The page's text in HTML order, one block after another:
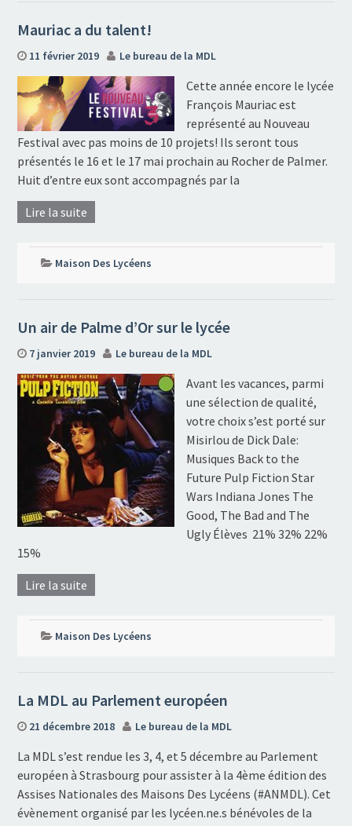
Mauriac a du talent!
11 février 2019 Le bureau de la MDL
Cette année encore le lycée
François Mauriac est
représenté au Nouveau
Festival avec pas moins de 10 projets! Ils seront tous
présentés le 16 et le 17 mai prochain au Rocher de Palmer.
Huit d’entre eux sont accompagnés par la
Lire la suite
Maison Des Lycéens
Un air de Palme d’Or sur le lycée
7 janvier 2019 Le bureau de la MDL
Avant les vacances, parmi
une sélection de qualité,
votre choix s’est porté sur
Misirlou de Dick Dale:
Musiques Back to the
Future Pulp Fiction Star
Wars Indiana Jones The
Good, The Bad and The
Ugly Élèves 21% 32% 22%
15%
Lire la suite
Maison Des Lycéens
La MDL au Parlement européen
21 décembre 2018 Le bureau de la MDL
La MDL s’est rendue les 3, 4, et 5 décembre au Parlement
européen à Strasbourg pour assister à la 4ème édition des
Assises Nationales des Maisons Des Lycéens (#ANMDL). Cet
évènement organisé par les lycéen.ne.s bénévoles de la